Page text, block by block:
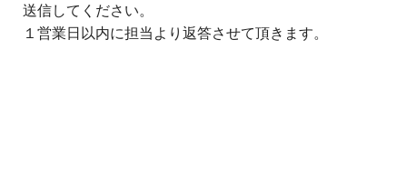
送信してください。
１営業日以内に担当より返答させて頂きます。